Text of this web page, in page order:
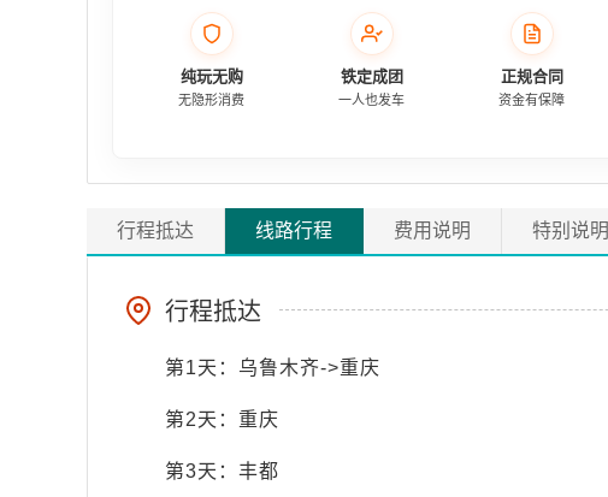
纯玩无购
无隐形消费
铁定成团
一人也发车
正规合同
资金有保障
行程抵达 线路行程 费用说明 特别说明
行程抵达
第1天：乌鲁木齐->重庆
第2天：重庆
第3天：丰都